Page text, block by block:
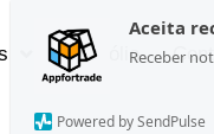
Aceita
Receber
Powered by SendPulse
Portfólio